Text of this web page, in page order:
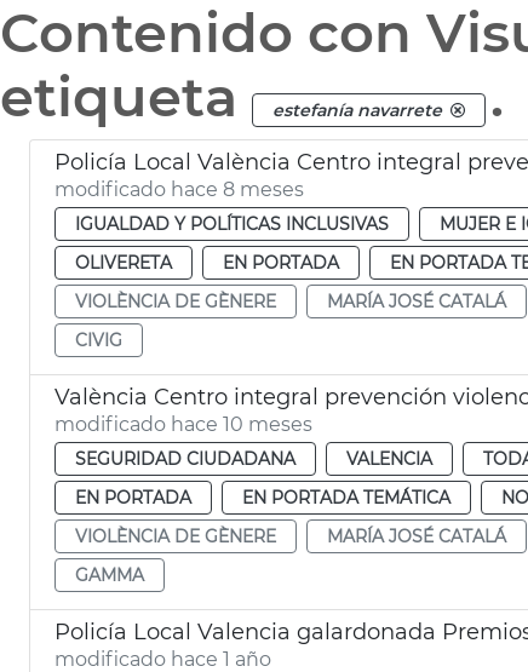
Contenido con
etiqueta
estefanía navarrete .
Policía Local València Centro integral
modificado hace 8 meses
IGUALDAD Y POLÍTICAS INCLUSIVAS MUJER E
OLIVERETA
EN PORTADA EN PORTADA
VIOLÈNCIA DE GÈNERE
MARÍA JOSÉ CATALÁ
CIVIG
València Centro integral prevención
modificado hace 10 meses
SEGURIDAD CIUDADANA VALENCIA
EN PORTADA
EN PORTADA TEMÁTICA
VIOLÈNCIA DE GÈNERE
MARÍA JOSÉ CATALÁ
GAMMA
Policía Local Valencia galardonada
modificado hace 1 año